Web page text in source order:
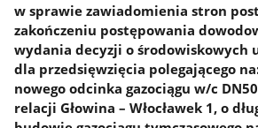
w sprawie zawiadomienia stron
zakończeniu postępowania
wydania decyzji o środowiskowych
dla przedsięwzięcia polegającego
nowego odcinka gazociągu w/c
relacji Głowina – Włocławek 1, o